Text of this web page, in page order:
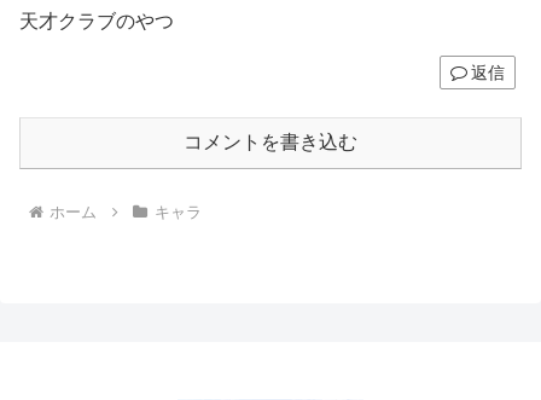
天才クラブのやつ
返信
コメントを書き込む
ホーム キャラ